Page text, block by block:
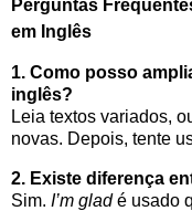
Perguntas
em Inglês
1. Como posso
inglês?
Leia textos variados,
novas. Depois, tente
2. Existe diferença
Sim. I’m gladé usado